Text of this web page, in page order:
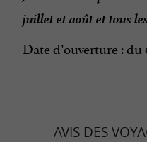
juillet et août et tous
Date d’ouverture : du
AVIS DES